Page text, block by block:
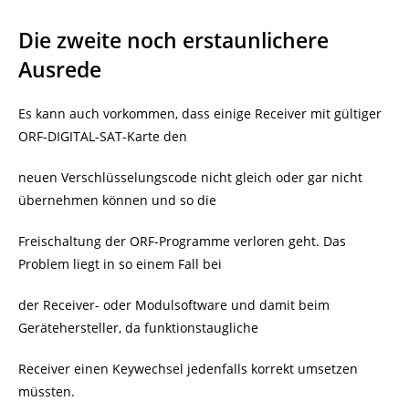
Die zweite noch erstaunlichere
Ausrede
Es kann auch vorkommen, dass einige Receiver mit gültiger
ORF-DIGITAL-SAT-Karte den
neuen Verschlüsselungscode nicht gleich oder gar nicht
übernehmen können und so die
Freischaltung der ORF-Programme verloren geht. Das
Problem liegt in so einem Fall bei
der Receiver- oder Modulsoftware und damit beim
Gerätehersteller, da funktionstaugliche
Receiver einen Keywechsel jedenfalls korrekt umsetzen
müssten.